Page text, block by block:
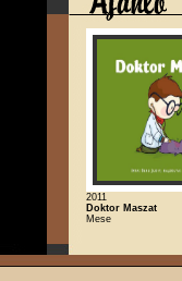
2011
Doktor Maszat
Mese